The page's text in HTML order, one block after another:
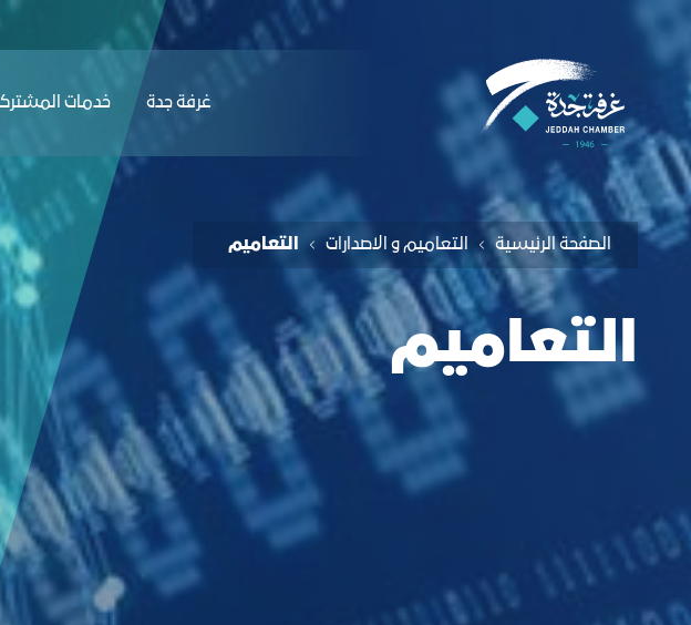
الملاحة
تعاميم وإصدارات – التعاميم - غرفة جدة
ﻏﺮﻓﺔ ﺟﺪة ﺧﺪﻣﺎت
الصفحة الرئيسية التعاميم و الاصدارات التعاميم
التعاميم